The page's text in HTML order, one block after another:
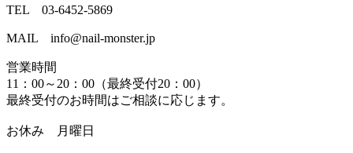
TEL 03-6452-5869
MAIL info@nail-monster.jp
営業時間
11：00～20：00（最終受付20：00）
最終受付のお時間はご相談に応じます。
お休み 月曜日